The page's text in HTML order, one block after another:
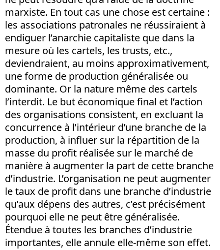
marxiste. En tout cas une chose est certaine :
les associations patronales ne réussiraient à
endiguer l’anarchie capitaliste que dans la
mesure où les cartels, les trusts, etc.,
deviendraient, au moins approximativement,
une forme de production généralisée ou
dominante. Or la nature même des cartels
l’interdit. Le but économique final et l’action
des organisations consistent, en excluant la
concurrence à l’intérieur d’une branche de la
production, à influer sur la répartition de la
masse du profit réalisée sur le marché de
manière à augmenter la part de cette branche
d’industrie. L’organisation ne peut augmenter
le taux de profit dans une branche d’industrie
qu’aux dépens des autres, c’est précisément
pourquoi elle ne peut être généralisée.
Étendue à toutes les branches d’industrie
importantes, elle annule elle-même son effet.